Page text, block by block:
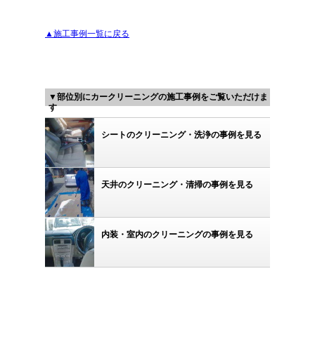
▲施工事例一覧に戻る
▼部位別にカークリーニングの施工事例をご覧いただけま
す
シートのクリーニング・洗浄の事例を見る
天井のクリーニング・清掃の事例を見る
内装・室内のクリーニングの事例を見る